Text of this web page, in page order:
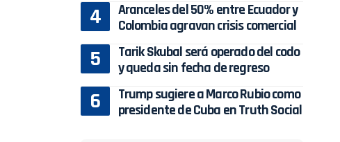
Aranceles del 50% entre Ecuador y
Colombia agravan crisis comercial
Tarik Skubal será operado del codo
y queda sin fecha de regreso
Trump sugiere a Marco Rubio como
presidente de Cuba en Truth Social